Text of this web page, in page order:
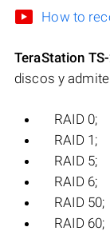
How to
TeraStation
discos y
RAID 0;
RAID 1;
RAID 5;
RAID 6;
RAID 50;
RAID 60;